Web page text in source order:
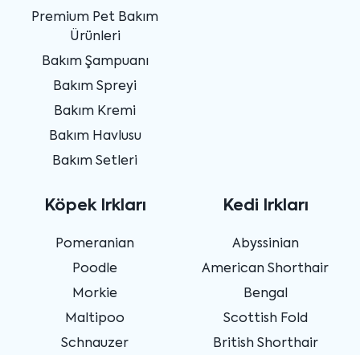
Premium Pet Bakım
Ürünleri
Bakım Şampuanı
Bakım Spreyi
Bakım Kremi
Bakım Havlusu
Bakım Setleri
Köpek Irkları
Pomeranian
Poodle
Morkie
Maltipoo
Schnauzer
Kedi Irkları
Abyssinian
American Shorthair
Bengal
Scottish Fold
British Shorthair